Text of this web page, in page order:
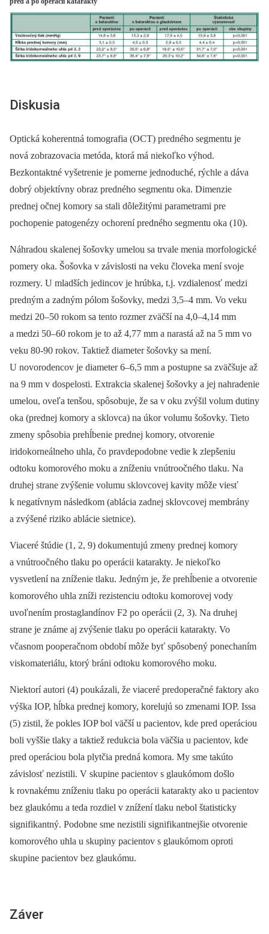
Diskusia
Optická koherentná tomografia (OCT) predného segmentu je
nová zobrazovacia metóda, ktorá má niekoľko výhod.
Bezkontaktné vyšetrenie je pomerne jednoduché, rýchle a dáva
dobrý objektívny obraz predného segmentu oka. Dimenzie
prednej očnej komory sa stali dôležitými parametrami pre
pochopenie patogenézy ochorení predného segmentu oka (10).
Náhradou skalenej šošovky umelou sa trvale menia morfologické
pomery oka. Šošovka v závislosti na veku človeka mení svoje
rozmery. U mladších jedincov je hrúbka, t.j. vzdialenosť medzi
predným a zadným pólom šošovky, medzi 3,5–4 mm. Vo veku
medzi 20–50 rokom sa tento rozmer zväčší na 4,0–4,14 mm
a medzi 50–60 rokom je to až 4,77 mm a narastá až na 5 mm vo
veku 80-90 rokov. Taktiež diameter šošovky sa mení.
U novorodencov je diameter 6–6,5 mm a postupne sa zväčšuje až
na 9 mm v dospelosti. Extrakcia skalenej šošovky a jej nahradenie
umelou, oveľa tenšou, spôsobuje, že sa v oku zvýšil volum dutiny
oka (prednej komory a sklovca) na úkor volumu šošovky. Tieto
zmeny spôsobia prehĺbenie prednej komory, otvorenie
iridokorneálneho uhla, čo pravdepodobne vedie k zlepšeniu
odtoku komorového moku a zníženiu vnútroočného tlaku. Na
druhej strane zvýšenie volumu sklovcovej kavity môže viesť
k negatívnym následkom (ablácia zadnej sklovcovej membrány
a zvýšené riziko ablácie sietnice).
Viaceré štúdie (1, 2, 9) dokumentujú zmeny prednej komory
a vnútroočného tlaku po operácii katarakty. Je niekoľko
vysvetlení na zníženie tlaku. Jedným je, že prehĺbenie a otvorenie
komorového uhla zníži rezistenciu odtoku komorovej vody
uvoľnením prostaglandínov F2 po operácii (2, 3). Na druhej
strane je známe aj zvýšenie tlaku po operácii katarakty. Vo
včasnom pooperačnom období môže byť spôsobený ponechaním
viskomateriálu, ktorý bráni odtoku komorového moku.
Niektorí autori (4) poukázali, že viaceré predoperačné faktory ako
výška IOP, hĺbka prednej komory, korelujú so zmenami IOP. Issa
(5) zistil, že pokles IOP bol väčší u pacientov, kde pred operáciou
boli vyššie tlaky a taktiež redukcia bola väčšia u pacientov, kde
pred operáciou bola plytčia predná komora. My sme takúto
závislosť nezistili. V skupine pacientov s glaukómom došlo
k rovnakému zníženiu tlaku po operácii katarakty ako u pacientov
bez glaukómu a teda rozdiel v znížení tlaku nebol štatisticky
signifikantný. Podobne sme nezistili signifikantnejšie otvorenie
komorového uhla u skupiny pacientov s glaukómom oproti
skupine pacientov bez glaukómu.
Záver